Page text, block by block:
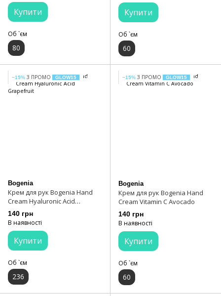
Купити
Об `єм
80
Купити
Об `єм
60
−15% З ПРОМО GLOW15
Bogenia
Крем для рук Bogenia Hand
Cream Hyaluronic Acid
Grapefruit
140 грн
В наявності
Купити
Об `єм
236
−15% З ПРОМО GLOW15
Bogenia
Крем для рук Bogenia Hand
Cream Vitamin C Avocado
140 грн
В наявності
Купити
Об `єм
60